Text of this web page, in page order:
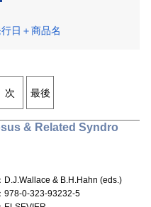
日＋商品名
次 最後
& Related Syndro
：D.J.Wallace & B.H.Hahn (eds.)
：978-0-323-93232-5